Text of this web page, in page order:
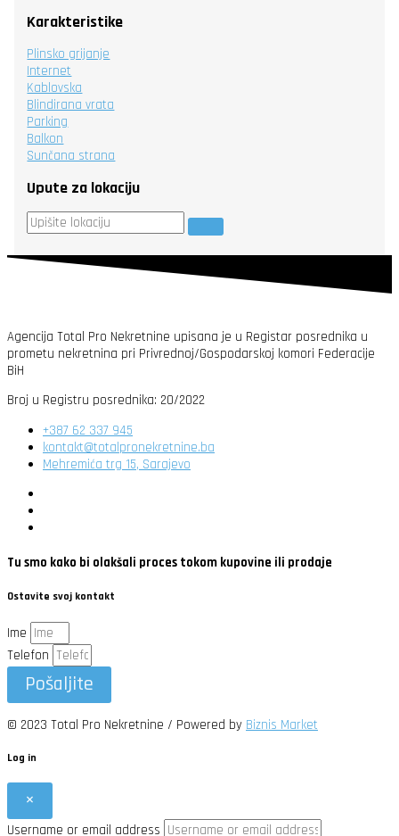
Karakteristike
Plinsko grijanje
Internet
Kablovska
Blindirana vrata
Parking
Balkon
Sunčana strana
Upute za lokaciju
Agencija Total Pro Nekretnine upisana je u Registar posrednika u
prometu nekretnina pri Privrednoj/Gospodarskoj komori Federacije
BiH
Broj u Registru posrednika: 20/2022
+387 62 337 945
kontakt@totalpronekretnine.ba
Mehremića trg 15, Sarajevo
Tu smo kako bi olakšali proces tokom kupovine ili prodaje
Ostavite svoj kontakt
Ime
Telefon
Pošaljite
© 2023 Total Pro Nekretnine / Powered by Biznis Market
Log in
×
Username or email address